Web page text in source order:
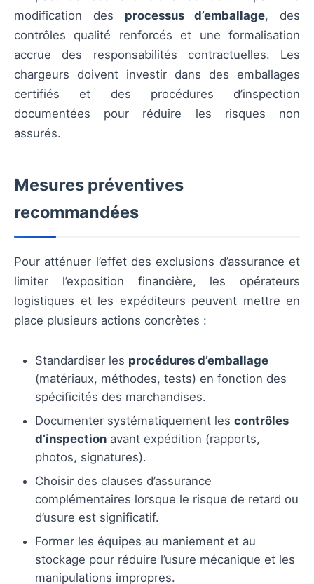
modification des processus d’emballage, des
contrôles qualité renforcés et une formalisation
accrue des responsabilités contractuelles. Les
chargeurs doivent investir dans des emballages
certifiés et des procédures d’inspection
documentées pour réduire les risques non
assurés.
Mesures préventives
recommandées
Pour atténuer l’effet des exclusions d’assurance et
limiter l’exposition financière, les opérateurs
logistiques et les expéditeurs peuvent mettre en
place plusieurs actions concrètes :
Standardiser les procédures d’emballage
(matériaux, méthodes, tests) en fonction des
spécificités des marchandises.
Documenter systématiquement les contrôles
d’inspection avant expédition (rapports,
photos, signatures).
Choisir des clauses d’assurance
complémentaires lorsque le risque de retard ou
d’usure est significatif.
Former les équipes au maniement et au
stockage pour réduire l’usure mécanique et les
manipulations impropres.